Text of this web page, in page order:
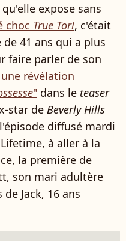
expose sans
choc True Tori, c'était
41 ans qui a plus
faire parler de son
une révélation
" dans le teaser
star de Beverly Hills
diffusé mardi
à aller à la
la première de
son mari adultère
Jack, 16 ans